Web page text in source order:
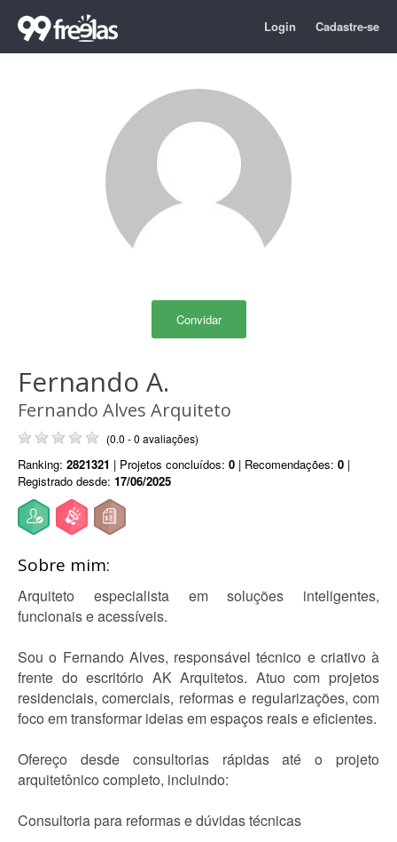
Login Cadastre-se
Convidar
Fernando A.
Fernando Alves Arquiteto
(0.0 - 0 avaliações)
Ranking: 2821321 | Projetos concluídos: 0 | Recomendações: 0 |
Registrado desde: 17/06/2025
Sobre mim:
Arquiteto especialista em soluções inteligentes,
funcionais e acessíveis.
Sou o Fernando Alves, responsável técnico e criativo à
frente do escritório AK Arquitetos. Atuo com projetos
residenciais, comerciais, reformas e regularizações, com
foco em transformar ideias em espaços reais e eficientes.
Ofereço desde consultorias rápidas até o projeto
arquitetônico completo, incluindo:
Consultoria para reformas e dúvidas técnicas